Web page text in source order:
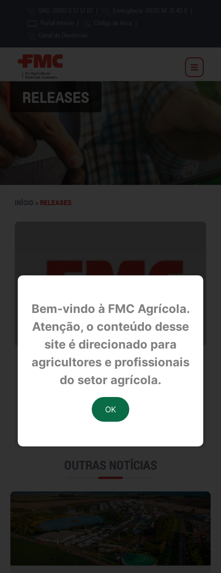
Bem-vindo à FMC Agrícola.
Atenção, o conteúdo desse
site é direcionado para
agricultores e profissionais
do setor agrícola.
RELEASES
INÍCIO > RELEASES
FMC amplia a divulgação das
tecnologias no trigo e cuidados na
aplicação foliar
OUTRAS NOTÍCIAS